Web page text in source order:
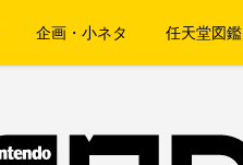
企画・小ネタ 任天堂図鑑